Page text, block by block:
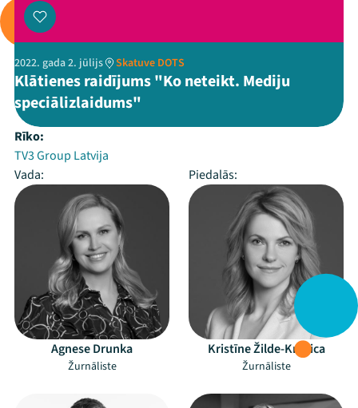
2022. gada 2. jūlijs Skatuve DOTS
Klātienes raidījums "Ko neteikt. Mediju
speciālizlaidums"
Rīko:
TV3 Group Latvija
Vada:
Piedalās:
Agnese Drunka
Žurnāliste
Kristīne Žilde-Krēvica
Žurnāliste